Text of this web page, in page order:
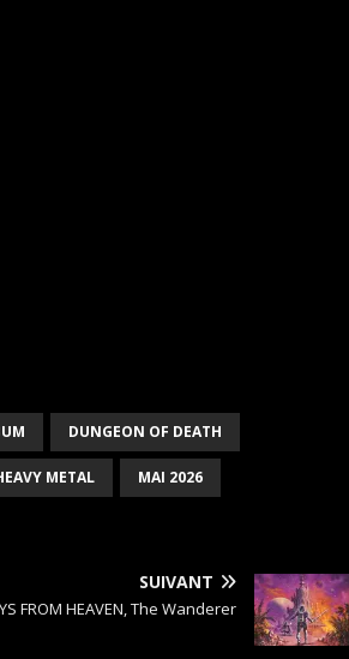
DUNGEON OF DEATH
METAL MAI 2026
SUIVANT
FROM HEAVEN, The Wanderer